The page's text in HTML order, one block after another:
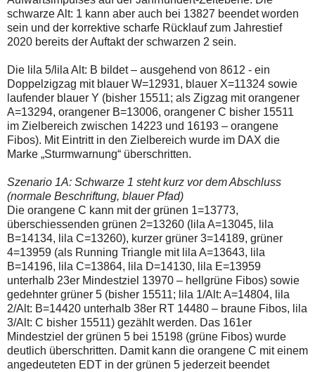
späteren
Zeitpunkt
noch
Sollte
das
Problem
weiterbestehen
bitte
ich
um
Kontaktaufnahme
per
robbys-
elliottwellen@online.de.
Bis
zur
Lösung
des
Problems
sind
die
Post
auch
auf
der
Plattform
wallstreet-
online.de
verfügbar.
schwarze Alt: 1 kann aber auch bei 13827 beendet worden
sein und der korrektive scharfe Rücklauf zum Jahrestief
2020 bereits der Auftakt der schwarzen 2 sein.
Die lila 5/lila Alt: B bildet – ausgehend von 8612 - ein
Doppelzigzag mit blauer W=12931, blauer X=11324 sowie
laufender blauer Y (bisher 15511; als Zigzag mit orangener
A=13294, orangener B=13006, orangener C bisher 15511
im Zielbereich zwischen 14223 und 16193 – orangene
Fibos). Mit Eintritt in den Zielbereich wurde im DAX die
Marke „Sturmwarnung“ überschritten.
Szenario 1A: Schwarze 1 steht kurz vor dem Abschluss
(normale Beschriftung, blauer Pfad)
Die orangene C kann mit der grünen 1=13773,
überschiessenden grünen 2=13260 (lila A=13045, lila
B=14134, lila C=13260), kurzer grüner 3=14189, grüner
4=13959 (als Running Triangle mit lila A=13643, lila
B=14196, lila C=13864, lila D=14130, lila E=13959
unterhalb 23er Mindestziel 13970 – hellgrüne Fibos) sowie
gedehnter grüner 5 (bisher 15511; lila 1/Alt: A=14804, lila
2/Alt: B=14420 unterhalb 38er RT 14480 – braune Fibos, lila
3/Alt: C bisher 15511) gezählt werden. Das 161er
Mindestziel der grünen 5 bei 15198 (grüne Fibos) wurde
deutlich überschritten. Damit kann die orangene C mit einem
angedeuteten EDT in der grünen 5 jederzeit beendet